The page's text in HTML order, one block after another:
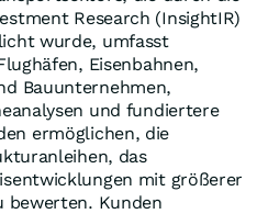
Research (InsightIR)
wurde, umfasst
Eisenbahnen,
Bauunternehmen,
und fundiertere
ermöglichen, die
das
mit größerer
bewerten. Kunden